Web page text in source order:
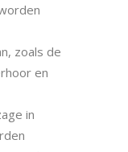
zoals de
en
in